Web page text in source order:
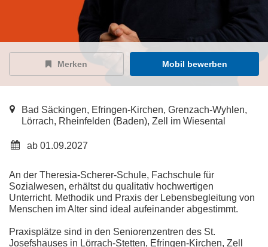
Merken Mobil bewerben
Bad Säckingen, Efringen-Kirchen, Grenzach-Wyhlen,
Lörrach, Rheinfelden (Baden), Zell im Wiesental
ab 01.09.2027
An der Theresia-Scherer-Schule, Fachschule für
Sozialwesen, erhältst du qualitativ hochwertigen
Unterricht. Methodik und Praxis der Lebensbegleitung von
Menschen im Alter sind ideal aufeinander abgestimmt.
Praxisplätze sind in den Seniorenzentren des St.
Josefshauses in Lörrach-Stetten, Efringen-Kirchen, Zell